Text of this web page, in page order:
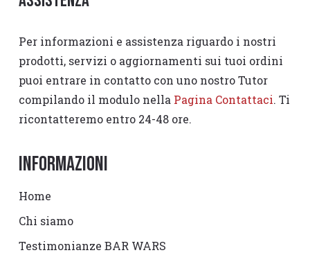
Per informazioni e assistenza riguardo i nostri
prodotti, servizi o aggiornamenti sui tuoi ordini
puoi entrare in contatto con uno nostro Tutor
compilando il modulo nella Pagina Contattaci. Ti
ricontatteremo entro 24-48 ore.
Informazioni
Home
Chi siamo
Testimonianze BAR WARS